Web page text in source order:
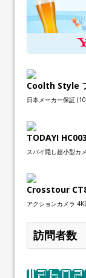
Coolth Style
日本メーカー保証
TODAYI HC003
スパイ隠し超小型カ
Crosstour
アクションカメラ
訪問者数